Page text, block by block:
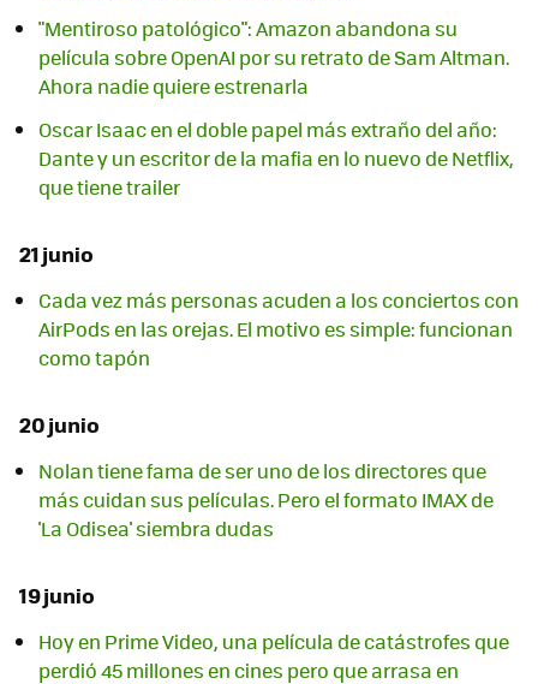
"Mentiroso patológico": Amazon abandona su
película sobre OpenAI por su retrato de Sam Altman.
Ahora nadie quiere estrenarla
Oscar Isaac en el doble papel más extraño del año:
Dante y un escritor de la mafia en lo nuevo de Netflix,
que tiene trailer
21 junio
Cada vez más personas acuden a los conciertos con
AirPods en las orejas. El motivo es simple: funcionan
como tapón
20 junio
Nolan tiene fama de ser uno de los directores que
más cuidan sus películas. Pero el formato IMAX de
'La Odisea' siembra dudas
19 junio
Hoy en Prime Video, una película de catástrofes que
perdió 45 millones en cines pero que arrasa en